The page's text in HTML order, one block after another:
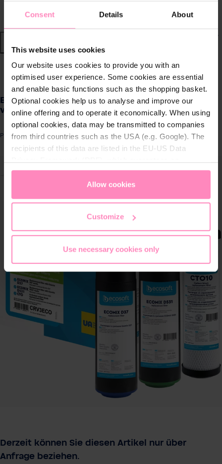
Consent Details About
This website uses cookies
Our website uses cookies to provide you with an
optimised user experience. Some cookies are essential
and enable basic functions such as the shopping basket.
Optional cookies help us to analyse and improve our
online offering and to operate it economically. When using
optional cookies, data may be transmitted to companies
from third countries such as the USA (e.g. Google). The
recipients of this data are listed in the EU-US Data
appropriate level of data protection. You canaccept all
only allow necessary cookies
access and change your chosen setting at any time in
Allow cookies
Customize
Use necessary cookies only
Nachhaltige Wassersysteme
Wasser von BWT
Produkte für
zuhause
Lösungen für
Geschäftskunden
Kundenservice
Über BWT
zurück |
Ecosoft set of replacement filters for 3-stage
water filters
Produktnummer: CMV3ECO
überspringen
Derzeit können Sie diesen Artikel nur über
Anfrage beziehen.